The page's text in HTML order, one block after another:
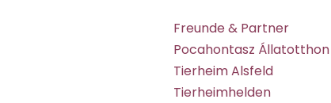
Freunde & Partner
Pocahontasz Állatotthon
Tierheim Alsfeld
Tierheimhelden